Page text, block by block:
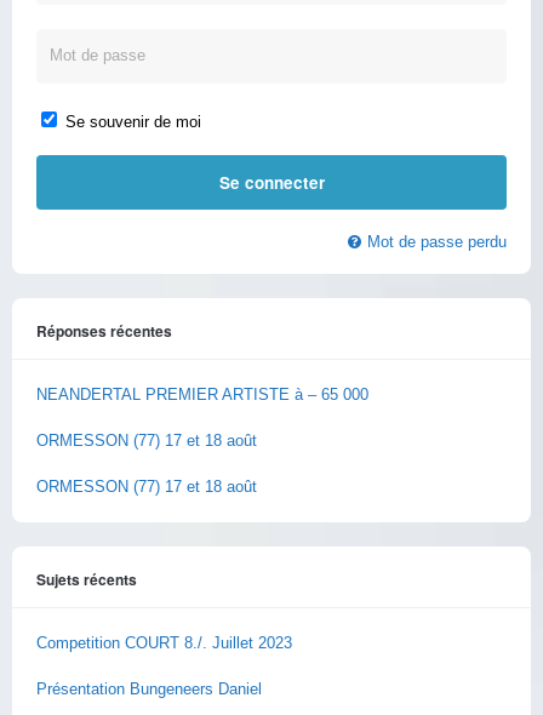
Se souvenir de moi
Mot de passe perdu
Réponses récentes
NEANDERTAL PREMIER ARTISTE à – 65 000
ORMESSON (77) 17 et 18 août
ORMESSON (77) 17 et 18 août
Sujets récents
Competition COURT 8./. Juillet 2023
Présentation Bungeneers Daniel